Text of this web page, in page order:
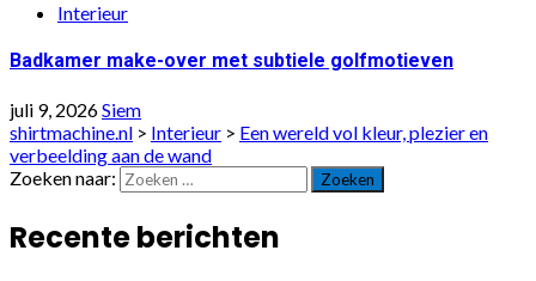
Interieur
Badkamer make-over met subtiele golfmotieven
juli 9, 2026Siem
shirtmachine.nl > Interieur > Een wereld vol kleur, plezier en
verbeelding aan de wand
Zoeken naar:
Recente berichten